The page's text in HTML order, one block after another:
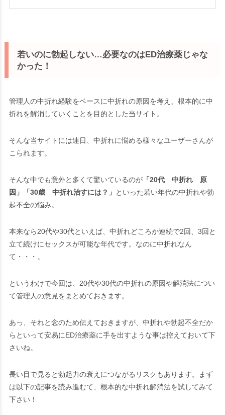
若いのに勃起しない…必要なのはED治療薬じゃな
かった！
管理人の中折れ経験をベースに中折れの原因を考え、根本的に中
折れを解消していくことを目的とした当サイト。
そんな当サイトには連日、中折れに悩める様々なユーザーさんが
こられます。
そんな中でも意外と多くて驚いているのが「20代 中折れ 原
因」「30歳 中折れ治すには？」 といった若い年代の中折れや勃
起不全の悩み。
本来なら20代や30代といえば、中折れどころか連続で2回、3回と
立て続けにセックスが可能な年代です。なのに中折れなん
て・・・。
というわけで今回は、20代や30代の中折れの原因や解消法につい
て管理人の意見をまとめておきます。
あっ、それと念のため伝えておきますが、中折れや勃起不全だか
らといって安易にED治療薬に手を出すような事は控えておいて下
さいね。
長い目で見ると勃起力の衰えにつながるリスクもあります。まず
は以下の記事を読み進むて、根本的な中折れ解消法を試してみて
下さい！